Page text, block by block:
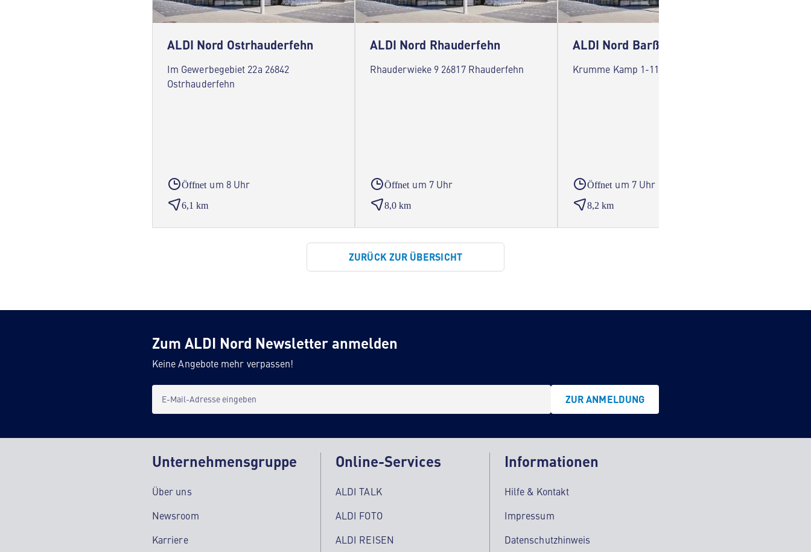
ALDI Nord Ostrhauderfehn
Im Gewerbegebiet 22a 26842
Ostrhauderfehn
Öffnet um 8 Uhr
6,1 km
ALDI Nord Rhauderfehn
Rhauderwieke 9 26817 Rhauderfehn
Öffnet um 7 Uhr
8,0 km
ALDI Nord Barßel
Krumme Kamp 1-11 26676 Barßel
Öffnet um 7 Uhr
8,2 km
ZURÜCK ZUR ÜBERSICHT
Zum ALDI Nord Newsletter anmelden
Keine Angebote mehr verpassen!
E-Mail-Adresse eingeben ZUR ANMELDUNG
Unternehmensgruppe
Über uns
Newsroom
Karriere
Online-Services
ALDI TALK
ALDI FOTO
ALDI REISEN
Informationen
Hilfe & Kontakt
Impressum
Datenschutzhinweis